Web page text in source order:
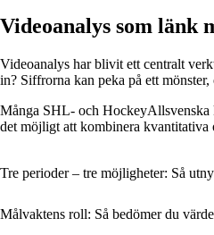
Videoanalys som länk
Videoanalys har blivit ett centralt
in? Siffrorna kan peka på ett
Många SHL- och HockeyAllsvenska
det möjligt att kombinera kvantitativa
Tre perioder – tre möjligheter: Så
Målvaktens roll: Så bedömer du